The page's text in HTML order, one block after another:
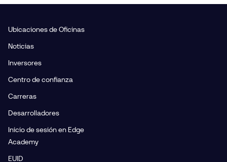
Ubicaciones de Oficinas
Noticias
Inversores
Centro de confianza
Carreras
Desarrolladores
Inicio de sesión en Edge
Academy
EUID